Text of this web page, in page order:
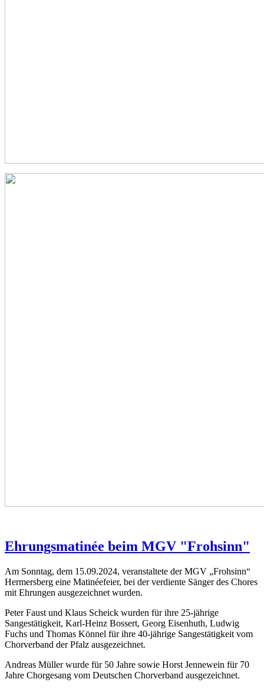
Ehrungsmatinée beim MGV "Frohsinn"
Am Sonntag, dem 15.09.2024, veranstaltete der MGV „Frohsinn“
Hermersberg eine Matinéefeier, bei der verdiente Sänger des Chores
mit Ehrungen ausgezeichnet wurden.
Peter Faust und Klaus Scheick wurden für ihre 25-jährige
Sangestätigkeit, Karl-Heinz Bossert, Georg Eisenhuth, Ludwig
Fuchs und Thomas Könnel für ihre 40-jährige Sangestätigkeit vom
Chorverband der Pfalz ausgezeichnet.
Andreas Müller wurde für 50 Jahre sowie Horst Jennewein für 70
Jahre Chorgesang vom Deutschen Chorverband ausgezeichnet.